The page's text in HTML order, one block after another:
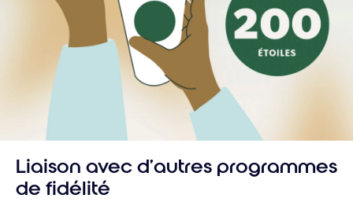
Liaison avec d’autres programmes
de fidélité